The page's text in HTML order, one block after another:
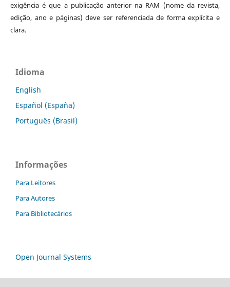
exigência é que a publicação anterior na RAM (nome da revista,
edição, ano e páginas) deve ser referenciada de forma explícita e
clara.
Idioma
English
Español (España)
Português (Brasil)
Informações
Para Leitores
Para Autores
Para Bibliotecários
Open Journal Systems